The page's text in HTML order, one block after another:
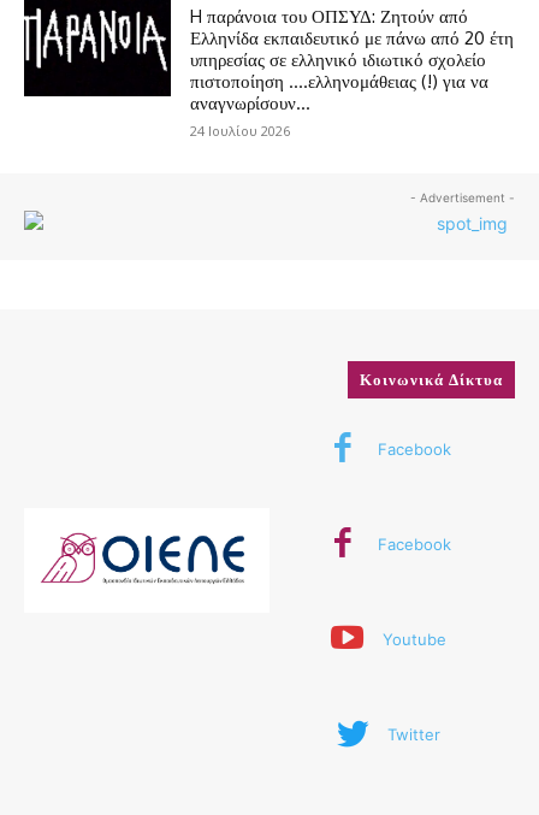
H παράνοια του ΟΠΣΥΔ: Ζητούν από
Ελληνίδα εκπαιδευτικό με πάνω από 20 έτη
υπηρεσίας σε ελληνικό ιδιωτικό σχολείο
πιστοποίηση ….ελληνομάθειας (!) για να
αναγνωρίσουν...
24 Ιουλίου 2026
- Advertisement -
Κοινωνικά Δίκτυα
Facebook
Facebook
Youtube
Twitter